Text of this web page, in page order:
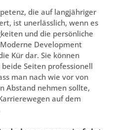
die auf langjähriger
ist unerlässlich, wenn es
und die persönliche
Development
Kür dar. Sie können
Seiten professionell
man nach wie vor von
Abstand nehmen sollte,
auf dem